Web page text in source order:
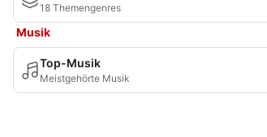
18 Themengenres
Musik
Top-Musik
Meistgehörte Musik